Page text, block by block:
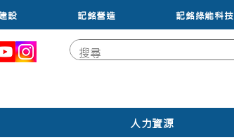
設 記銘營造 記銘綠能科技
人力資源